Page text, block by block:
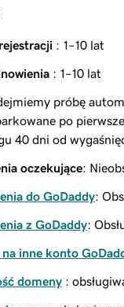
: 1–10 lat
: 1–10 lat
próbę
po
40 dni od
oczekujące:
do GoDaddy:
z GoDaddy:
na inne konto
domeny :